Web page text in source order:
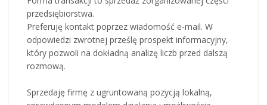
przedsiębiorstwa.
Preferuję kontakt poprzez wiadomość e-mail. W
odpowiedzi zwrotnej prześlę prospekt informacyjny,
który pozwoli na dokładną analizę liczb przed dalszą
rozmową.
Sprzedaję firmę z ugruntowaną pozycją lokalną,